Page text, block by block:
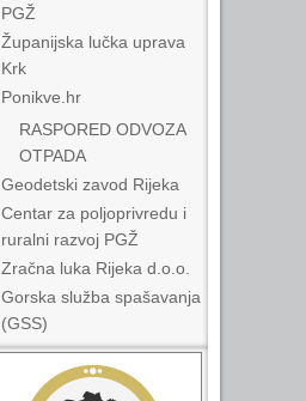
PGŽ
Županijska lučka uprava
Krk
Ponikve.hr
RASPORED ODVOZA
OTPADA
Geodetski zavod Rijeka
Centar za poljoprivredu i
ruralni razvoj PGŽ
Zračna luka Rijeka d.o.o.
Gorska služba spašavanja
(GSS)